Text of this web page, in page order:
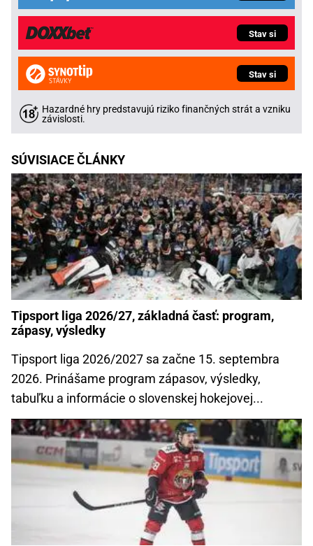
Stav si
Stav si
Hazardné hry predstavujú riziko finančných strát a vzniku
závislosti.
SÚVISIACE ČLÁNKY
Tipsport liga 2026/27, základná časť: program,
zápasy, výsledky
Tipsport liga 2026/2027 sa začne 15. septembra
2026. Prinášame program zápasov, výsledky,
tabuľku a informácie o slovenskej hokejovej...